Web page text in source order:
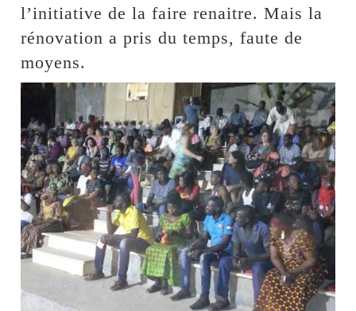
l’initiative de la faire renaitre. Mais la
rénovation a pris du temps, faute de
moyens.